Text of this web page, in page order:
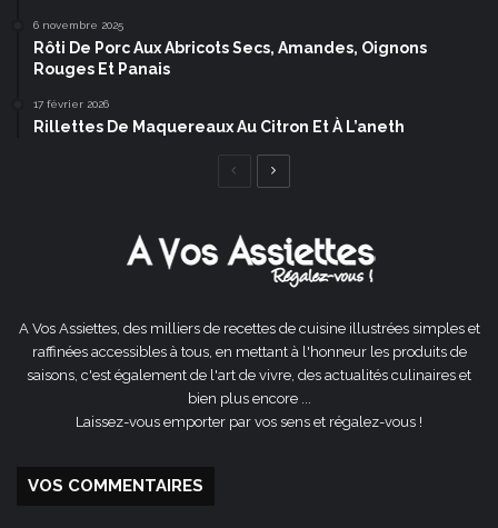
6 novembre 2025
Rôti De Porc Aux Abricots Secs, Amandes, Oignons
Rouges Et Panais
17 février 2026
Rillettes De Maquereaux Au Citron Et À L’aneth
Page
A Vos Assiettes, des milliers de recettes de cuisine illustrées simples et
raffinées accessibles à tous, en mettant à l'honneur les produits de
saisons, c'est également de l'art de vivre, des actualités culinaires et
bien plus encore ...
Laissez-vous emporter par vos sens et régalez-vous !
VOS COMMENTAIRES